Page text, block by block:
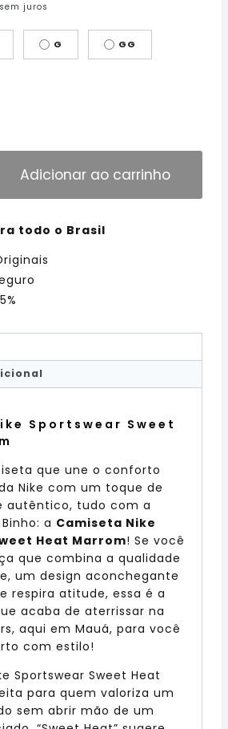
sem juros
G GG
Adicionar ao carrinho
todo o Brasil
Sportswear Sweet
que une o conforto
Nike com um toque de
autêntico, tudo com a
a Camiseta Nike
Heat Marrom! Se você
que combina a qualidade
um design aconchegante
respira atitude, essa é a
acaba de aterrissar na
aqui em Mauá, para você
com estilo!
Sportswear Sweet Heat
para quem valoriza um
sem abrir mão de um